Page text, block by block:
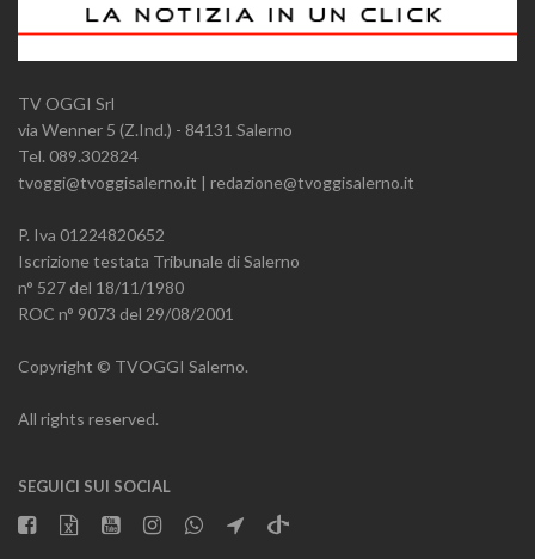
TV OGGI Srl
via Wenner 5 (Z.Ind.) - 84131 Salerno
Tel. 089.302824
tvoggi@tvoggisalerno.it | redazione@tvoggisalerno.it
P. Iva 01224820652
Iscrizione testata Tribunale di Salerno
n° 527 del 18/11/1980
ROC n° 9073 del 29/08/2001
Copyright © TVOGGI Salerno.
All rights reserved.
SEGUICI SUI SOCIAL